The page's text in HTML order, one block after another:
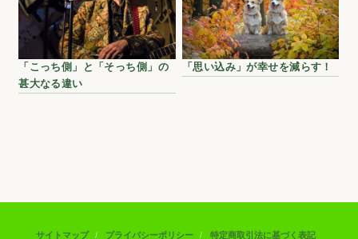
「こっち側」と「そっち側」の
甚大なる違い
「思い込み」が幸せを減らす！
サイトマップ プライバシーポリシー 特定商取引法に基づく表記